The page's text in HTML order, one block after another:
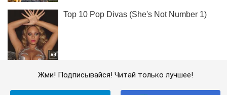
Жми! Подписывайся! Читай только лучшее!